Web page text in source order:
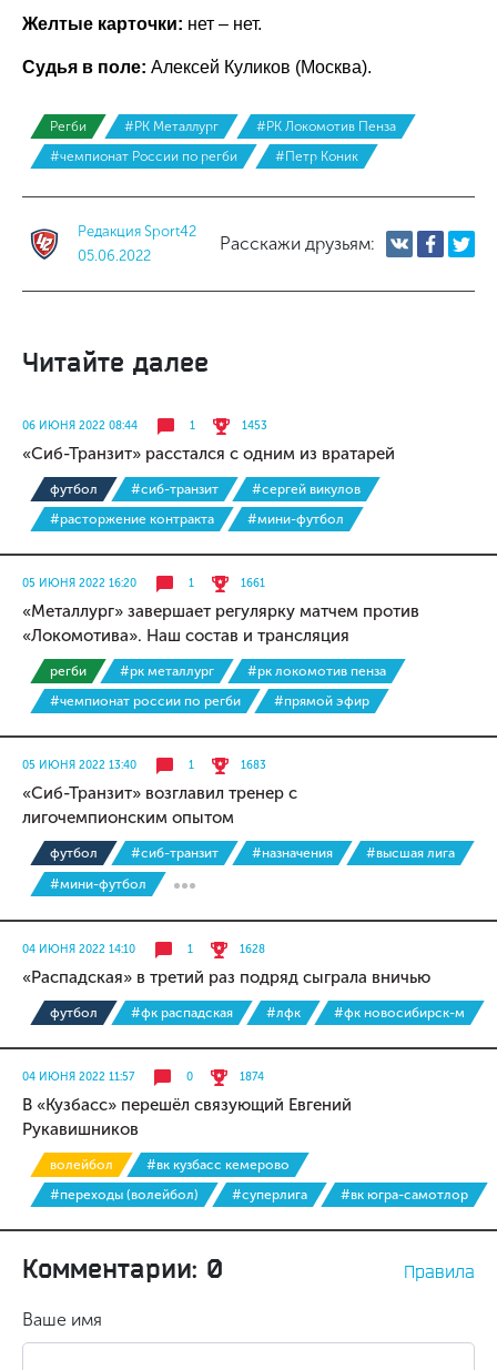
Желтые карточки: нет – нет.
Судья в поле: Алексей Куликов (Москва).
Регби #РК Металлург
#РК Локомотив Пенза
#чемпионат России по регби
#Петр Коник
Редакция Sport42
05.06.2022
Расскажи друзьям:
Читайте далее
06 ИЮНЯ 2022 08:44 1 1453
«Сиб-Транзит» расстался с одним из вратарей
футбол #сиб-транзит
#сергей викулов
#расторжение контракта
#мини-футбол
05 ИЮНЯ 2022 16:20 1 1661
«Металлург» завершает регулярку матчем против
«Локомотива». Наш состав и трансляция
регби #рк металлург
#рк локомотив пенза
#чемпионат россии по регби
#прямой эфир
05 ИЮНЯ 2022 13:40 1 1683
«Сиб-Транзит» возглавил тренер с
лигочемпионским опытом
футбол #сиб-транзит #назначения
#высшая лига
#мини-футбол
04 ИЮНЯ 2022 14:10 1 1628
«Распадская» в третий раз подряд сыграла вничью
футбол #фк распадская #лфк #фк новосибирск-м
04 ИЮНЯ 2022 11:57 0 1874
В «Кузбасс» перешёл связующий Евгений
Рукавишников
волейбол
#вк кузбасс кемерово
#переходы (волейбол)
#суперлига #вк югра-самотлор
Комментарии: 0 Правила
Ваше имя